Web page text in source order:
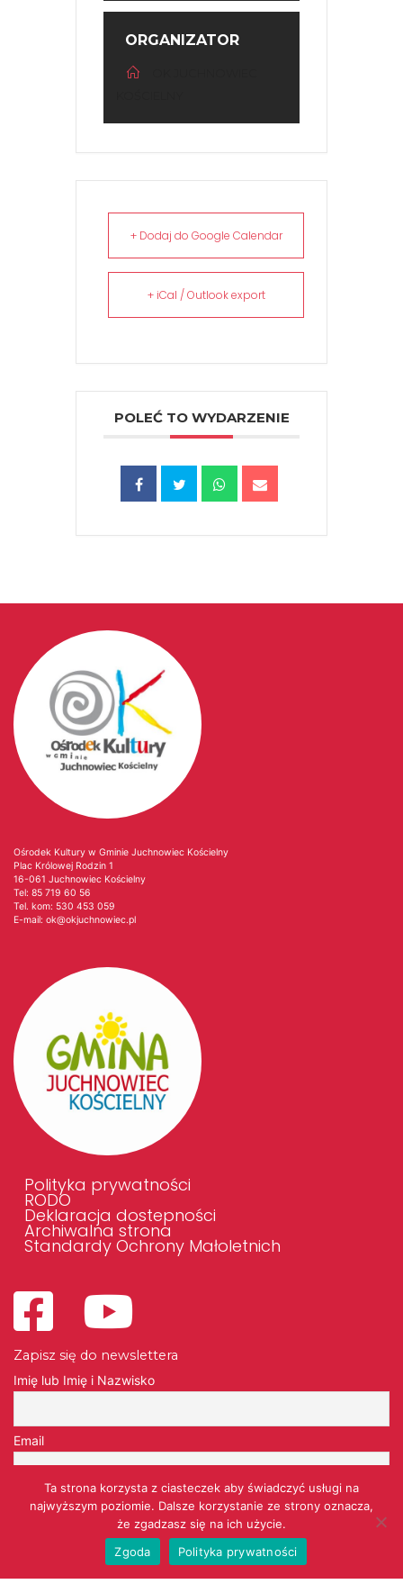
ORGANIZATOR
+ Dodaj do Google Calendar
+ iCal / Outlook export
POLEĆ TO WYDARZENIE
Ośrodek Kultury w Gminie Juchnowiec Kościelny
Plac Królowej Rodzin 1
16-061 Juchnowiec Kościelny
Tel: 85 719 60 56
Tel. kom: 530 453 059
E-mail: ok@okjuchnowiec.pl
Polityka prywatności
RODO
Deklaracja dostepności
Archiwalna strona
Standardy Ochrony Małoletnich
Zapisz się do newslettera
Imię lub Imię i Nazwisko
Email
Przechodząc dalej, akceptujesz politykę prywatności
Wykonanie stronyAAOO.pl - strony internetowe - https://www.aaoo.pl
Ta strona korzysta z ciasteczek aby świadczyć usługi na
najwyższym poziomie. Dalsze korzystanie ze strony oznacza,
że zgadzasz się na ich użycie.
Zgoda
Polityka prywatności